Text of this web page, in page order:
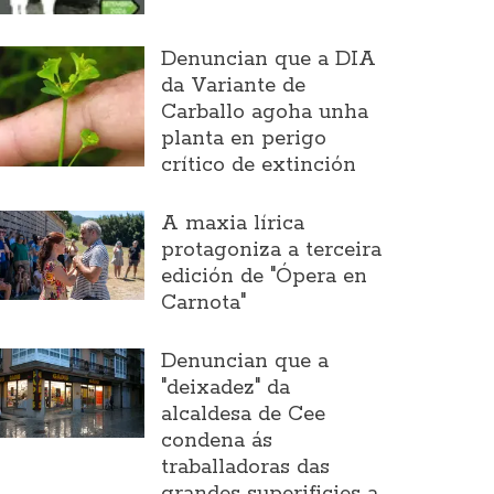
Denuncian que a DIA
da Variante de
Carballo agoha unha
planta en perigo
crítico de extinción
A maxia lírica
protagoniza a terceira
edición de "Ópera en
Carnota"
Denuncian que a
"deixadez" da
alcaldesa de Cee
condena ás
traballadoras das